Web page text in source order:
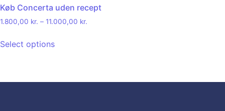
Køb Concerta uden recept
1.800,00 kr. – 11.000,00 kr.
Select options